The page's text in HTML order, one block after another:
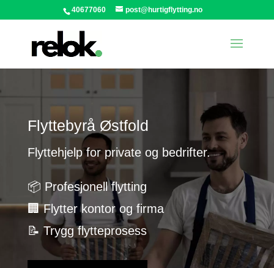
40677060 post@hurtigflytting.no
Flyttebyrå Østfold
Flyttehjelp for private og bedrifter.
📦 Profesjonell flytting
🏢 Flytter kontor og firma
📝 Trygg flytteprosess